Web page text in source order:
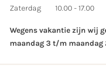
Zaterdag
10.00 - 17.00
Wegens vakantie zijn wij
maandag 3 t/m maandag